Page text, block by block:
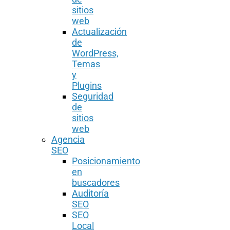
sitios
web
Actualización
de
WordPress,
Temas
y
Plugins
Seguridad
de
sitios
web
Agencia
SEO
Posicionamiento
en
buscadores
Auditoría
SEO
SEO
Local